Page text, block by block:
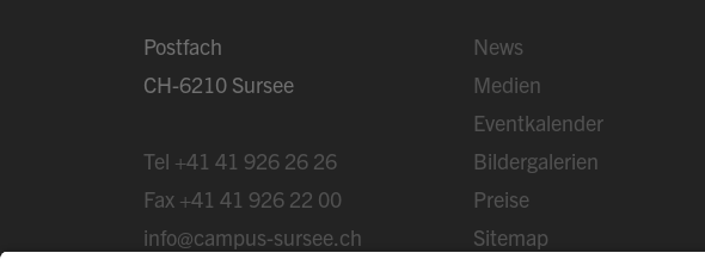
Postfach
CH-6210 Sursee
Tel +41 41 926 26 26
Fax +41 41 926 22 00
info@campus-sursee.ch
News
Medien
Eventkalender
Bildergalerien
Preise
Sitemap